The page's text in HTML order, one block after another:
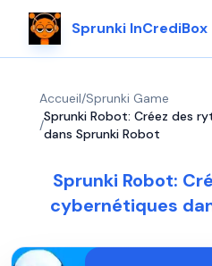
Sprunki InCrediBox
Accueil/Sprunki Game
/
Sprunki Robot: Créez des
dans Sprunki Robot
Sprunki Robot:
cybernétiques